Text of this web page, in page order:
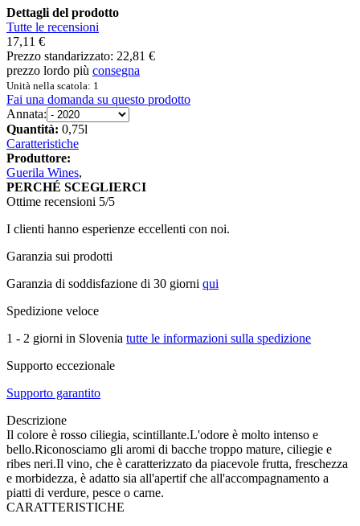
Dettagli del prodotto
Tutte le recensioni
17,11 €
Prezzo standarizzato: 22,81 €
prezzo lordo più consegna
Unità nella scatola: 1
Fai una domanda su questo prodotto
Annata:
Quantità: 0,75l
Caratteristiche
Produttore:
Guerila Wines,
PERCHÉ SCEGLIERCI
Ottime recensioni 5/5
I clienti hanno esperienze eccellenti con noi.
Garanzia sui prodotti
Garanzia di soddisfazione di 30 giorni qui
Spedizione veloce
1 - 2 giorni in Slovenia tutte le informazioni sulla spedizione
Supporto eccezionale
Supporto garantito
Descrizione
Il colore è rosso ciliegia, scintillante.L'odore è molto intenso e
bello.Riconosciamo gli aromi di bacche troppo mature, ciliegie e
ribes neri.Il vino, che è caratterizzato da piacevole frutta, freschezza
e morbidezza, è adatto sia all'apertif che all'accompagnamento a
piatti di verdure, pesce o carne.
CARATTERISTICHE